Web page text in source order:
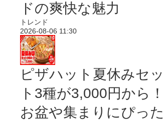
ドの爽快な魅力
トレンド
2026-08-06 11:30
ピザハット夏休みセッ
ト3種が3,000円から！
お盆や集まりにぴった